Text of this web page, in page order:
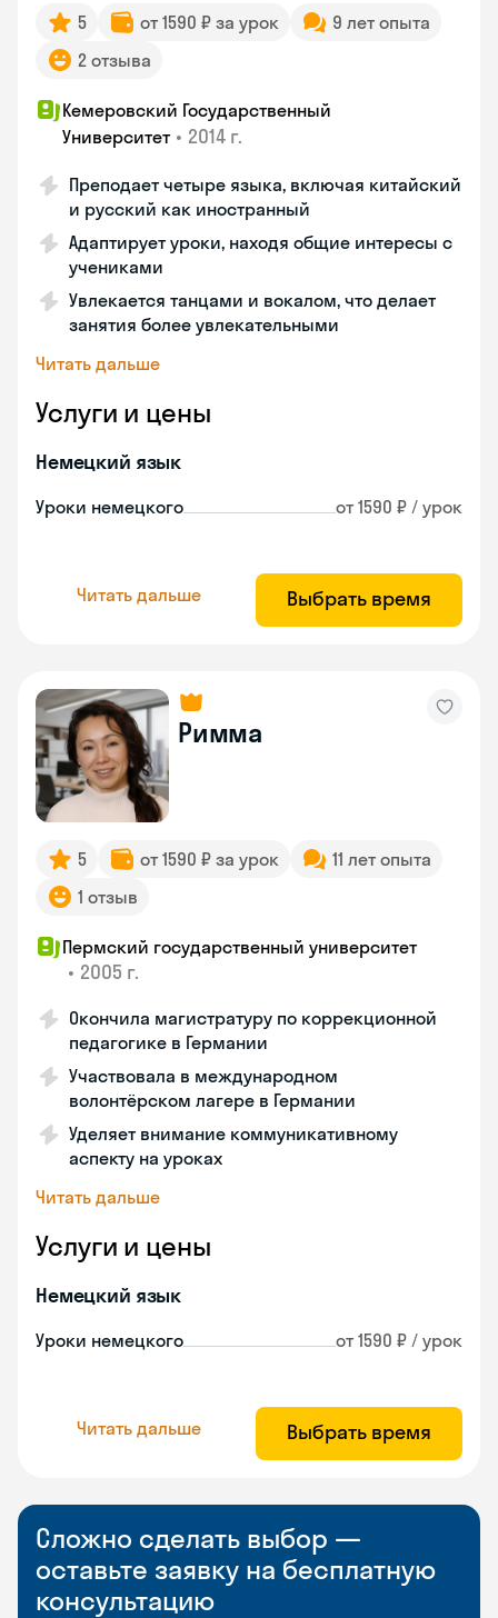
5 от 1590 ₽ за урок
9 лет опыта
2 отзыва
Кемеровский Государственный
Университет • 2014 г.
Преподает четыре языка, включая китайский
и русский как иностранный
Адаптирует уроки, находя общие интересы с
учениками
Увлекается танцами и вокалом, что делает
занятия более увлекательными
Читать дальше
Услуги и цены
Немецкий язык
Уроки немецкого от 1590 ₽ / урок
Читать дальше Выбрать время
Римма
5 от 1590 ₽ за урок
11 лет опыта
1 отзыв
Пермский государственный университет
• 2005 г.
Окончила магистратуру по коррекционной
педагогике в Германии
Участвовала в международном
волонтёрском лагере в Германии
Уделяет внимание коммуникативному
аспекту на уроках
Читать дальше
Услуги и цены
Немецкий язык
Уроки немецкого от 1590 ₽ / урок
Читать дальше Выбрать время
Сложно сделать выбор —
оставьте заявку на бесплатную
консультацию